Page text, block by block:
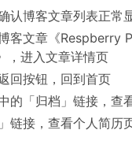
认博客文章列表正常
客文章《Respberry
，进入文章详情页
回按钮，回到首页
的「归档」链接，查
链接，查看个人简历